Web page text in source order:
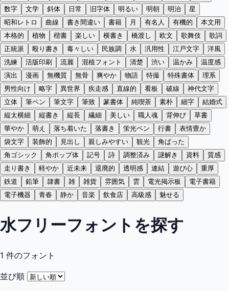
数字
文学 斜体 日常 旧字体 明るい 明朝 明治
星
昭和レトロ
曲線 書き間違い 書籍 月 有名人 有機的
本文用
本格的
植物 楷書 楽しい 横書き 橋渡し 欧文 歌舞伎
歌詞
正統派
殴り書き 毒々しい 民族調 水 汎用性 江戸文字
洋風
洗練
活版印刷 流麗 混植フォント 清楚 渋い 温かみ
温度感
演出
漫画 無機質 無骨 爽やか 物語 特撮 特殊書体
理系
男性向け
略字 異世界 疾走感 直線的 看板 破線
神代文字
立体
筆ペン 筆文字 筆致 篆書体 純喫茶 素朴 細字
結婚式
縦太横細
縦書き 縦長 繊細 美しい 職人魂 背伸び
草書
華やか
萌え 落ち着いた 落書き 蛍光ペン 行書
表情豊か
袋文字
装飾的 見出し 親しみやすい 観光
角ばった
角ゴシック
角ポップ体 記号 詩 調整済み 謎解き 資料
質感
走り書き
軽やか 近未来 退廃的 透明感 連結 遊び心
重厚
鉄道
鉛筆 隷書 雑 雑貨 雰囲気 雲 電光掲示板
電子書籍
電子機器
青春 静か 音楽 飲食店 高級感 魅せる
水フリーフォントを探す
1 件のフォント
並び順